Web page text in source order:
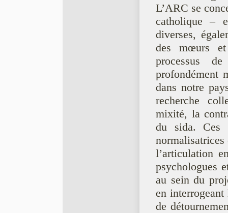
L’ARC se
catholique –
diverses,
des mœurs
processus
profondément
dans notre
recherche
mixité, la
du sida. Ces
normalisatrices
l’articulation
psychologues
au sein du
en interrogeant
de